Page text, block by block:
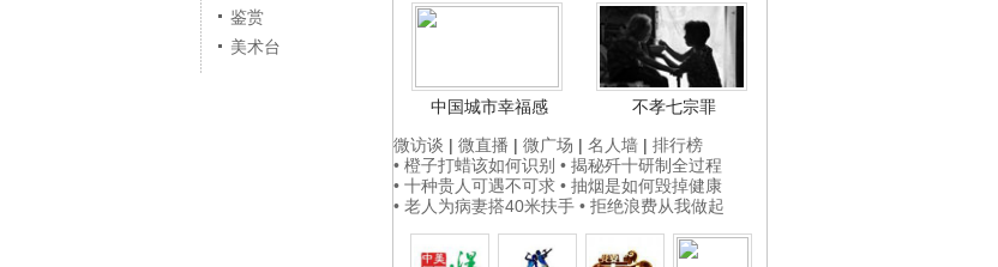
中国城市幸福感
不孝七宗罪
微访谈 | 微直播 | 微广场 | 名人墙 | 排行榜
• 橙子打蜡该如何识别 • 揭秘歼十研制全过程
• 十种贵人可遇不可求 • 抽烟是如何毁掉健康
• 老人为病妻搭40米扶手 • 拒绝浪费从我做起
鉴赏
美术台